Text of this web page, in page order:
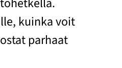
kuinka voit
parhaat